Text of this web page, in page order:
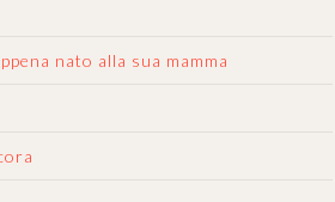
nato alla sua mamma